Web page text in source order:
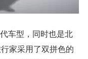
车型，同时也是北
家采用了双拼色的